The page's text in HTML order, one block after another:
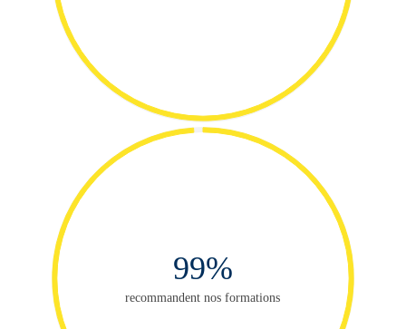
99%
recommandent nos formations